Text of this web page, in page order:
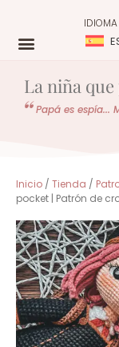
IDIOMA
La niña
Papá es espía...
Inicio / Tienda /
pocket | Patrón de